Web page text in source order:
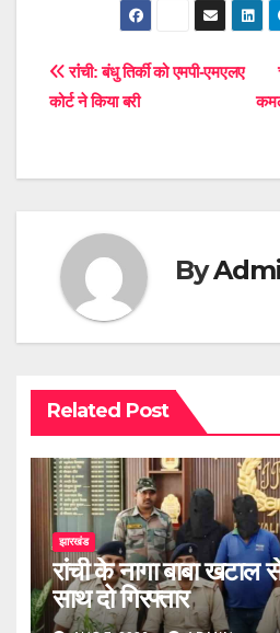
Post
navigation
रांंची: बंधु तिर्की को एमपी-एमएलए
कोर्ट ने किया बरी
By
Related Post
झारखंड
रांची के नागा बाबा
साथ दो गिरफ्तार